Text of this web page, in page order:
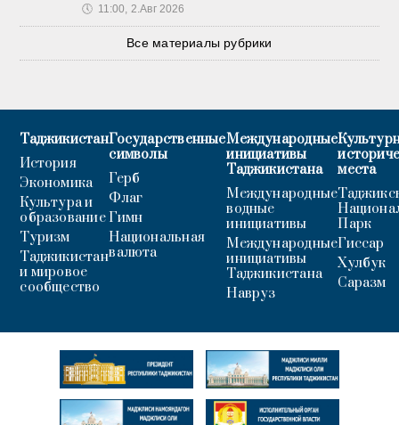
🕔 11:00, 2.Авг 2026
Все материалы рубрики
Таджикистан
История
Экономика
Культура и
образование
Туризм
Таджикистан
и мировое
сообщество
Государственные
символы
Герб
Флаг
Гимн
Национальная
валюта
Международные
инициативы
Таджикистана
Международные
водные
инициативы
Международные
инициативы
Таджикистана
Навруз
места
Парк
Гиссар
Хулбук
Саразм